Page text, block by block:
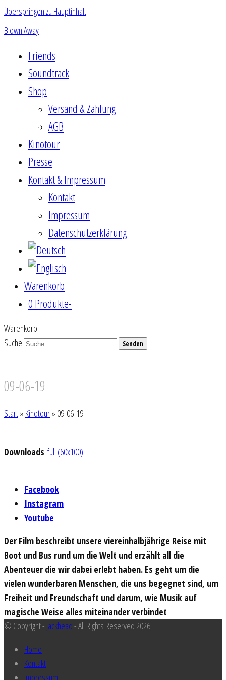
Überspringen zu Hauptinhalt
Blown Away
Friends
Soundtrack
Shop
Versand & Zahlung
AGB
Kinotour
Presse
Kontakt & Impressum
Kontakt
Impressum
Datenschutzerklärung
Warenkorb
0 Produkte-
Warenkorb
Suche
Senden
09-06-19
Start» Kinotour» 09-06-19
Downloads:full (60x100)
Facebook
Instagram
Youtube
Der Film beschreibt unsere viereinhalbjährige Reise mit
Boot und Bus rund um die Welt und erzählt all die
Abenteuer die wir dabei erlebt haben. Es geht um die
vielen wunderbaren Menschen, die uns begegnet sind, um
Freiheit und Freundschaft und darum, wie Musik auf
magische Weise alles miteinander verbindet
© Copyright - Jackhead- All Rights Reserved 2026
Home
Kontakt
Impressum